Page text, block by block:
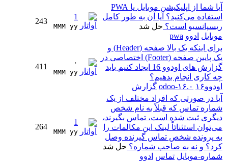
آیا شما از اپلیکیشن موبایل یا PWA
استفاده می‌کنید؟ آیا آن به طور کامل
ریسپانسیو است؟ حل شد
موبایل ادوو pwa
1
MMM yy
243
برای اینکه یک بالا صفحه (Header) و
یک پایین صفحه (Footer) اختصاصی در
گزارش های اودوو 16 ایجاد کنیم باید
چه کاری انجام بدهیم؟
اودوو۱۶
odoo-۱۶.۰ گزارش
۰
MMM yy
411
آیا در صورتی که افراد مختلف از یک
شماره تماس که قبلاً به نام شخص
دیگری ثبت شده است، تماس بگیرند،
می‌توان استثنائاً لینک این مکالمات را
به پرونده شخص تماس گیرنده وصل
کرد؟ و نه به صاحب شماره؟ حل شد
شماره-موبایل تماس ادوو
1
MMM yy
264